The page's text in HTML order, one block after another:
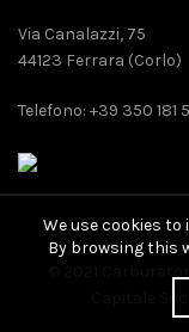
Via Canalazzi, 75
44123 Ferrara (Corlo)
Telefono: +39 350 181
© 2021
Capitale
We use cookies to
By browsing this